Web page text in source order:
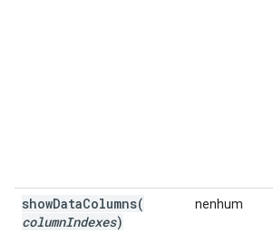
showDataColumns(
columnIndexes)
nenhum